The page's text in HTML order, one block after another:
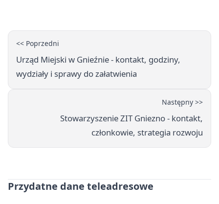
<< Poprzedni
Urząd Miejski w Gnieźnie - kontakt, godziny,
wydziały i sprawy do załatwienia
Następny >>
Stowarzyszenie ZIT Gniezno - kontakt,
członkowie, strategia rozwoju
Przydatne dane teleadresowe